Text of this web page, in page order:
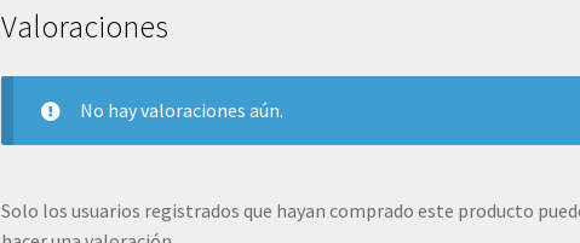
Valoraciones
No hay valoraciones aún.
Solo los usuarios registrados que hayan comprado este producto